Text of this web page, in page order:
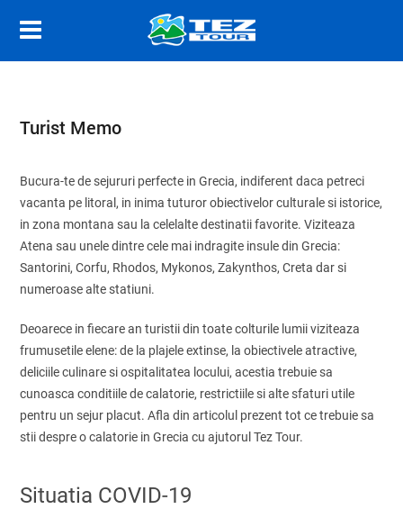
Turist Memo
Bucura-te de sejururi perfecte in Grecia, indiferent daca petreci
vacanta pe litoral, in inima tuturor obiectivelor culturale si istorice,
in zona montana sau la celelalte destinatii favorite. Viziteaza
Atena sau unele dintre cele mai indragite insule din Grecia:
Santorini, Corfu, Rhodos, Mykonos, Zakynthos, Creta dar si
numeroase alte statiuni.
Deoarece in fiecare an turistii din toate colturile lumii viziteaza
frumusetile elene: de la plajele extinse, la obiectivele atractive,
deliciile culinare si ospitalitatea locului, acestia trebuie sa
cunoasca conditiile de calatorie, restrictiile si alte sfaturi utile
pentru un sejur placut. Afla din articolul prezent tot ce trebuie sa
stii despre o calatorie in Grecia cu ajutorul Tez Tour.
Situatia COVID-19